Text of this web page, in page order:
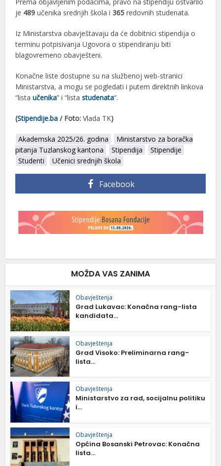
je 489 učenika srednjih škola i365 redovnih studenata.
Iz Ministarstva obavještavaju da će dobitnici stipendija o
terminu potpisivanja Ugovora o stipendiranju biti
blagovremeno obavješteni.
Konačne liste dostupne su na službenoj web-stranici
Ministarstva, a mogu se pogledati i putem direktnih linkova
“lista učenika” i “listastudenata“.
(Stipendije.ba / Foto:Vlada TK)
Akademska 2025/26. godina
Ministarstvo za boračka
pitanja Tuzlanskog kantona
Stipendija
Stipendije
Studenti
Učenici srednjih škola
Facebook
MOŽDA VAS ZANIMA
Obavještenja
Grad Lukavac: Konačna rang-lista
kandidata...
Obavještenja
Grad Visoko: Preliminarna rang-
lista...
Obavještenja
Ministarstvo za rad, socijalnu politiku
i...
Obavještenja
Općina Bosanski Petrovac: Konačna
lista...